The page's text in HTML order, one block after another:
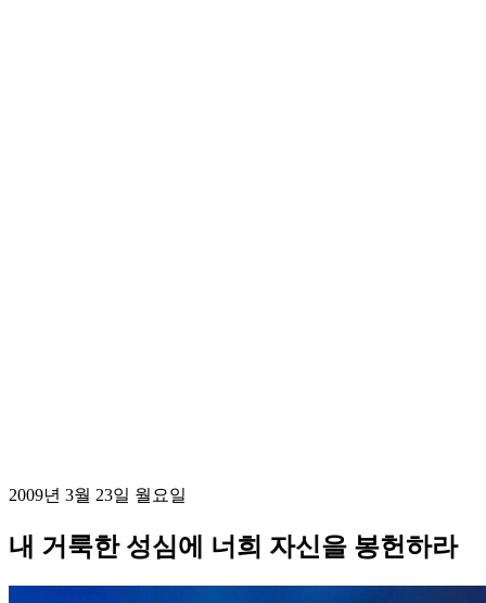
2009년 3월 23일 월요일
내 거룩한 성심에 너희 자신을 봉헌하라